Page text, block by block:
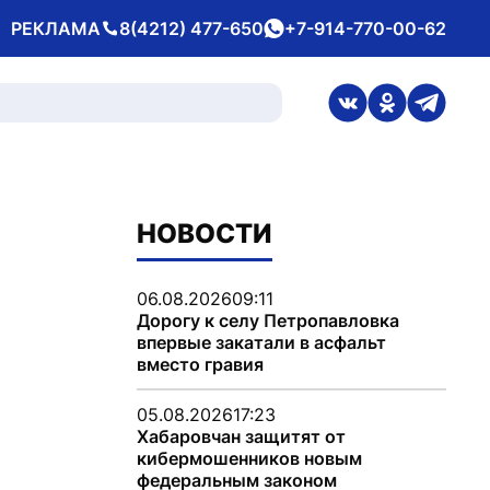
РЕКЛАМА
Телефон 8(4212) 477-650whatsApp
+7-914-770-00-62
ссылка на
ссылка на
НОВОСТИ
06.08.202609:11
Дорогу к селу Петропавловка
впервые закатали в асфальт
вместо гравия
05.08.202617:23
Хабаровчан защитят от
кибермошенников новым
федеральным законом